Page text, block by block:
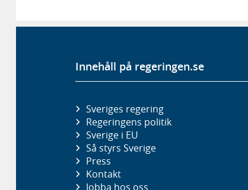
Innehåll på regeringen.se
Sveriges regering
Regeringens politik
Sverige i EU
Så styrs Sverige
Press
Kontakt
Jobba hos oss